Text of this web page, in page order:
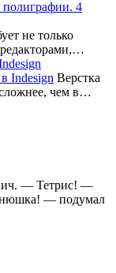
не только
Верстка
чем в…
— Тетрис! —
— подумал